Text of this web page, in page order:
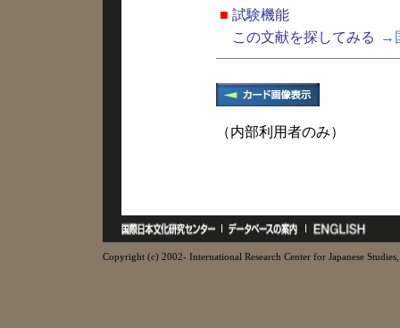
■ 試験機能
この文献を探してみる
→
（内部利用者のみ）
Copyright (c) 2002- International Research Center for Japanese